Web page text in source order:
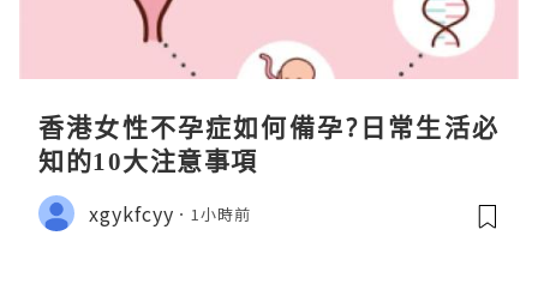
香港女性不孕症如何備孕?日常生活必
知的10大注意事項
xgykfcyy 1小時前